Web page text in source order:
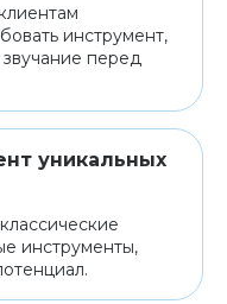
инструмент,
звучание перед
уникальных
инструменты,